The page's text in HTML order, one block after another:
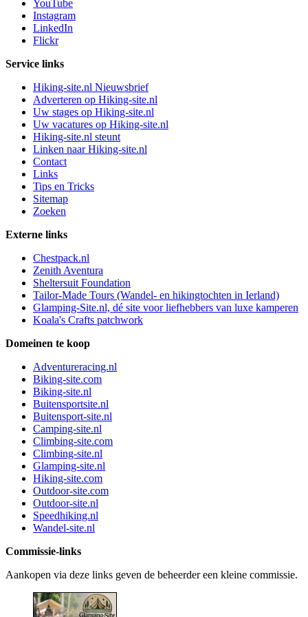
YouTube
Instagram
LinkedIn
Flickr
Service links
Hiking-site.nl Nieuwsbrief
Adverteren op Hiking-site.nl
Uw stages op Hiking-site.nl
Uw vacatures op Hiking-site.nl
Hiking-site.nl steunt
Linken naar Hiking-site.nl
Contact
Links
Tips en Tricks
Sitemap
Zoeken
Externe links
Chestpack.nl
Zenith Aventura
Sheltersuit Foundation
Tailor-Made Tours (Wandel- en hikingtochten in Ierland)
Glamping-Site.nl, dé site voor liefhebbers van luxe kamperen
Koala's Crafts patchwork
Domeinen te koop
Adventureracing.nl
Biking-site.com
Biking-site.nl
Buitensportsite.nl
Buitensport-site.nl
Camping-site.nl
Climbing-site.com
Climbing-site.nl
Glamping-site.nl
Hiking-site.com
Outdoor-site.com
Outdoor-site.nl
Speedhiking.nl
Wandel-site.nl
Commissie-links
Aankopen via deze links geven de beheerder een kleine commissie.